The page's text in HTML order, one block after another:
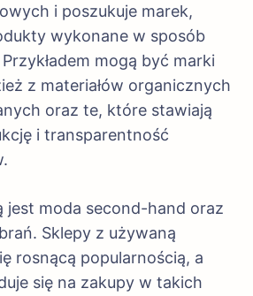
i poszukuje marek,
wykonane w sposób
mogą być marki
z materiałów organicznych
oraz te, które stawiają
i transparentność
jest moda second-hand oraz
Sklepy z używaną
rosnącą popularnością, a
się na zakupy w takich